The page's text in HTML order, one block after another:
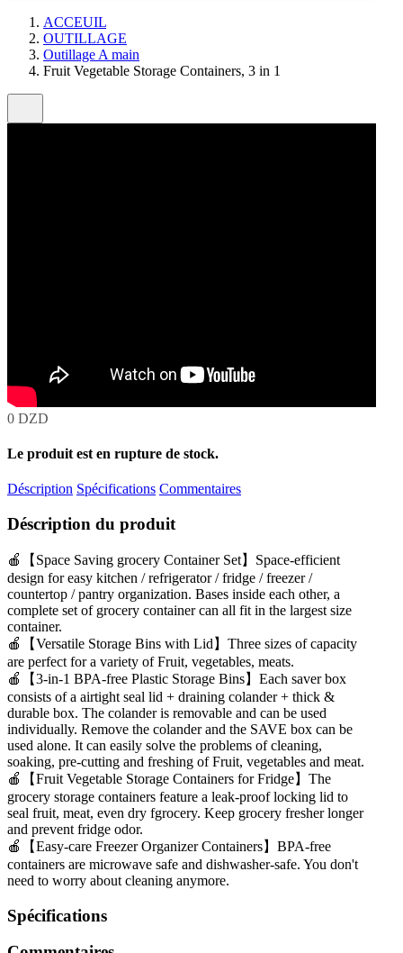
ACCEUIL
OUTILLAGE
Outillage A main
Fruit Vegetable Storage Containers, 3 in 1
0 DZD
Le produit est en rupture de stock.
Déscription Spécifications Commentaires
Déscription du produit
🍎【Space Saving grocery Container Set】Space-efficient
design for easy kitchen / refrigerator / fridge / freezer /
countertop / pantry organization. Bases inside each other, a
complete set of grocery container can all fit in the largest size
container.
🍎【Versatile Storage Bins with Lid】Three sizes of capacity
are perfect for a variety of Fruit, vegetables, meats.
🍎【3-in-1 BPA-free Plastic Storage Bins】Each saver box
consists of a airtight seal lid + draining colander + thick &
durable box. The colander is removable and can be used
individually. Remove the colander and the SAVE box can be
used alone. It can easily solve the problems of cleaning,
soaking, pre-cutting and freshing of Fruit, vegetables and meat.
🍎【Fruit Vegetable Storage Containers for Fridge】The
grocery storage containers feature a leak-proof locking lid to
seal fruit, meat, even dry fgrocery. Keep grocery fresher longer
and prevent fridge odor.
🍎【Easy-care Freezer Organizer Containers】BPA-free
containers are microwave safe and dishwasher-safe. You don't
need to worry about cleaning anymore.
Spécifications